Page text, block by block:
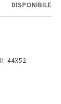
DISPONIBILE
44X52